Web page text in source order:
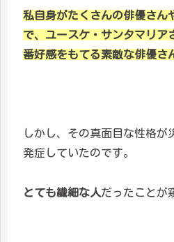
私自身がたくさんの俳優さん
で、ユースケ・サンタマリア
番好感をもてる素敵な俳優さ
しかし、その真面目な性格が
発症していたのです。
とても繊細な人だったことが